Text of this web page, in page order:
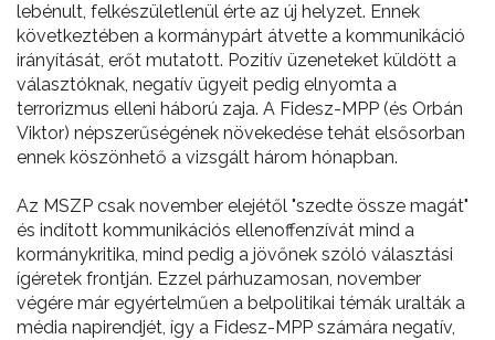
lebénult, felkészületlenül érte az új helyzet. Ennek
következtében a kormánypárt átvette a kommunikáció
irányítását, erőt mutatott. Pozitív üzeneteket küldött a
választóknak, negatív ügyeit pedig elnyomta a
terrorizmus elleni háború zaja. A Fidesz-MPP (és Orbán
Viktor) népszerűségének növekedése tehát elsősorban
ennek köszönhető a vizsgált három hónapban.
Az MSZP csak november elejétől "szedte össze magát"
és indított kommunikációs ellenoffenzívát mind a
kormánykritika, mind pedig a jövőnek szóló választási
ígéretek frontján. Ezzel párhuzamosan, november
végére már egyértelműen a belpolitikai témák uralták a
média napirendjét, így a Fidesz-MPP számára negatív,